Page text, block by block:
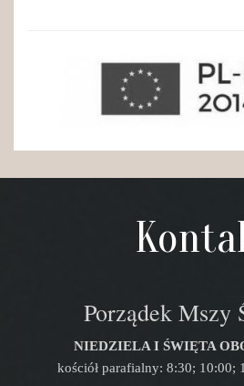
Porządek Mszy
NIEDZIELA I ŚWIĘTA
kościół parafialny: 8:30; 10:00;